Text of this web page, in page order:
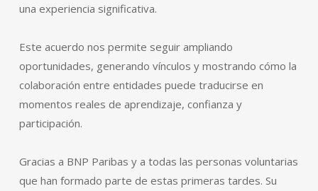
una experiencia significativa.
Este acuerdo nos permite seguir ampliando
oportunidades, generando vínculos y mostrando cómo la
colaboración entre entidades puede traducirse en
momentos reales de aprendizaje, confianza y
participación.
Gracias a BNP Paribas y a todas las personas voluntarias
que han formado parte de estas primeras tardes. Su